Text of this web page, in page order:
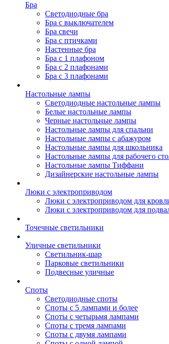
Бра
Светодиодные бра
Бра с выключателем
Бра свечи
Бра с птичками
Настенные бра
Бра с 1 плафоном
Бра с 2 плафонами
Бра с 3 плафонами
Настольные лампы
Светодиодные настольные лампы
Белые настольные лампы
Черные настольные лампы
Настольные лампы для спальни
Настольные лампы с абажуром
Настольные лампы для школьника
Настольные лампы для рабочего
Настольные лампы Тиффани
Дизайнерские настольные лампы
Люки с электроприводом
Люки с электроприводом для
Люки с электроприводом для
Точечные светильники
Уличные светильники
Светильник-шар
Парковые светильники
Подвесные уличные
Споты
Светодиодные споты
Споты с 5 лампами и более
Споты с четырьмя лампами
Споты с тремя лампами
Споты с двумя лампами